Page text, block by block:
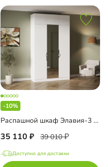
-10%
Распашной шкаф Элавия-3 с зеркалом и антресолью
35 110 39 010
Доступно для доставки